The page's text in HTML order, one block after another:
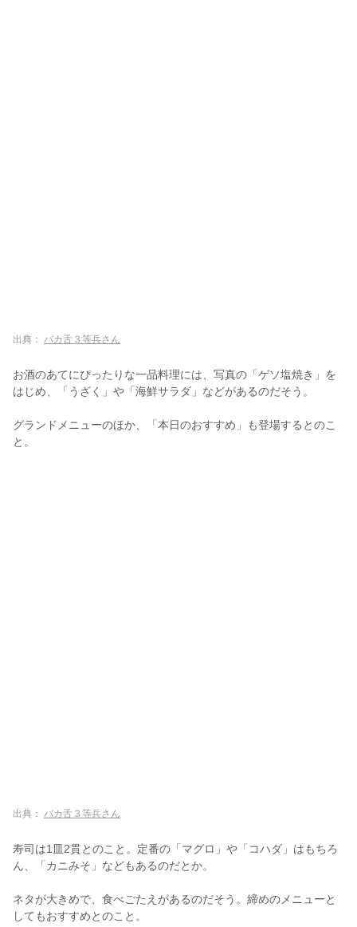
出典： バカ舌３等兵さん
お酒のあてにぴったりな一品料理には、写真の「ゲソ塩焼き」を
はじめ、「うざく」や「海鮮サラダ」などがあるのだそう。
グランドメニューのほか、「本日のおすすめ」も登場するとのこ
と。
出典： バカ舌３等兵さん
寿司は1皿2貫とのこと。定番の「マグロ」や「コハダ」はもちろ
ん、「カニみそ」などもあるのだとか。
ネタが大きめで、食べごたえがあるのだそう。締めのメニューと
してもおすすめとのこと。